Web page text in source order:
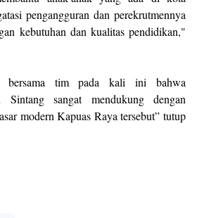
pengangguran dan perekrutmennya
kebutuhan dan kualitas pendidikan,"
bersama tim pada kali ini bahwa
Sintang sangat mendukung dengan
modern Kapuas Raya tersebut” tutup